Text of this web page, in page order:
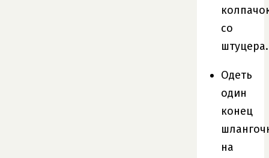
со
штуцера.
Одеть
один
конец
на